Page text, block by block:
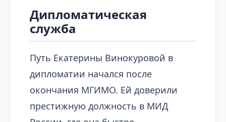
Дипломатическая
служба
Путь Екатерины Винокуровой в
дипломатии начался после
окончания МГИМО. Ей доверили
престижную должность в МИД